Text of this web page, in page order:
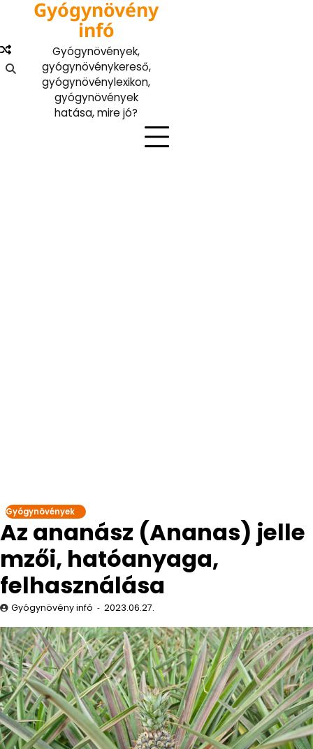
content
Gyógynövény
infó
Gyógynövények,
gyógynövénykereső,
gyógynövénylexikon,
gyógynövények
hatása, mire jó?
Gyógynövények
Az ananász (Ananas) jelle
mzői, hatóanyaga,
felhasználása
Gyógynövény infó 2023.06.27.